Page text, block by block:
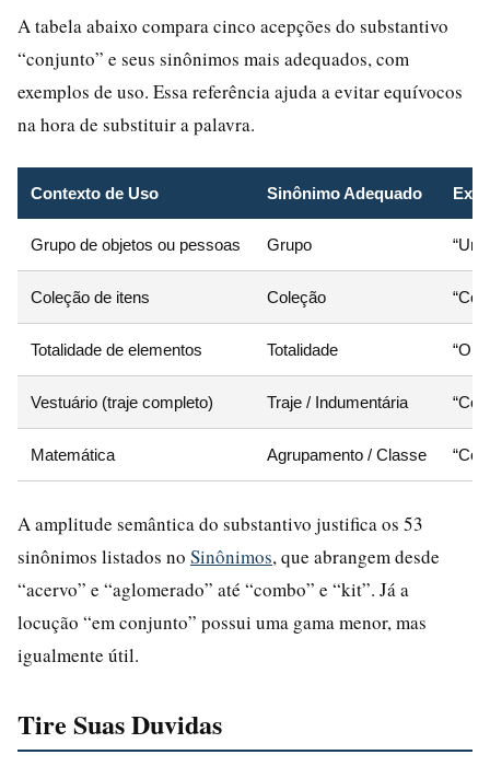
A tabela abaixo compara cinco acepções do substantivo
“conjunto” e seus sinônimos mais adequados, com
exemplos de uso. Essa referência ajuda a evitar equívocos
na hora de substituir a palavra.
Contexto de Uso Sinônimo Adequado
Grupo de objetos ou pessoas Grupo “Um
Coleção de itens Coleção
Totalidade de elementos Totalidade “O
Vestuário (traje completo) Traje / Indumentária
Matemática Agrupamento / Classe
A amplitude semântica do substantivo justifica os 53
sinônimos listados no Sinônimos, que abrangem desde
“acervo” e “aglomerado” até “combo” e “kit”. Já a
locução “em conjunto” possui uma gama menor, mas
igualmente útil.
Tire Suas Duvidas